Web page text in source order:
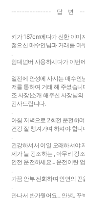
--------------- 답 변
키가 187cm에다가 선한 이미
젊으신 매수인님과 거래를 마
.
임대넘버 사용하시다가 이번
.
일전에 안성에 사시는 매수인
저를 통하여 거래 해 주셨습니
조 사장(소개 해주신 사장님의
감사드립니다.
.
아침 저녁으로 2회전 운전하
건강 잘 챙겨가며 하셔야 합니
.
건강하셔서 이일 오래하셔야
제가 늘 강조하는 , 아무리 강
안전 운전하세요... 운전이란
.
가끔 안부 전화하며 인연의
.
만나서 반가웟어요... 안녕.. 꾸